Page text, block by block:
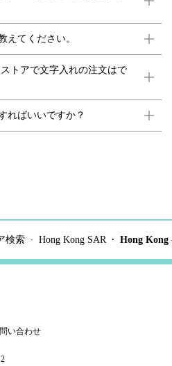
えてください。
トアで文字入れの注文はで
ればいいですか？
検索 Hong Kong SAR Hong Kong
い合わせ